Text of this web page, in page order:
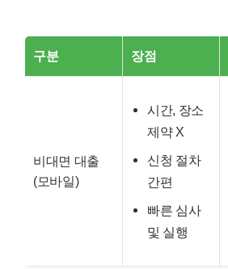
구분 장점
비대면 대출
(모바일)
시간, 장소
제약 X
신청 절차
간편
빠른 심사
및 실행